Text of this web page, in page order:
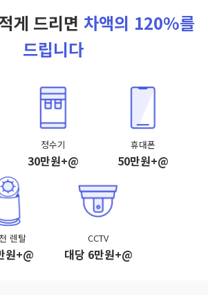
게 드리면 차액의 120%를
드립니다
정수기
30만원+@
휴대폰
50만원+@
렌탈
원+@
CCTV
대당 6만원+@